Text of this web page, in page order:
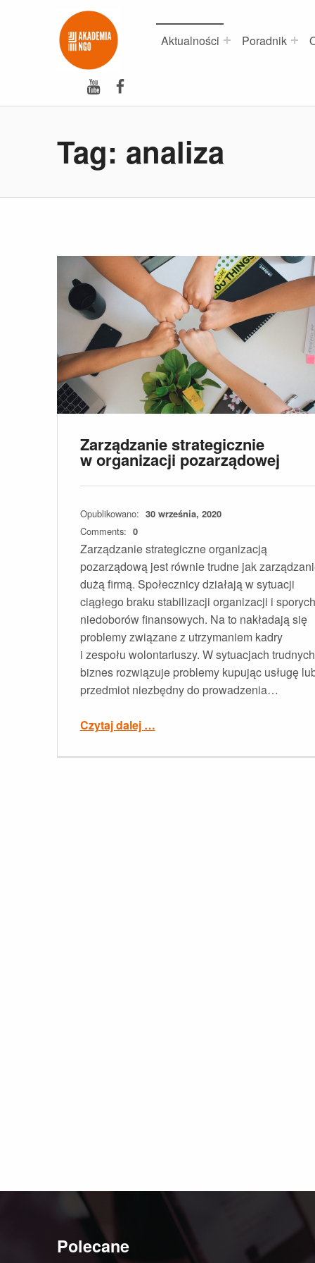
Aktualności Poradnik
YouTube
Tag: analiza
Zarządzanie strategicznie
w organizacji pozarządowej
Opublikowano: 30 września, 2020
Comments: 0
Zarządzanie strategiczne organizacją
pozarządową jest równie trudne jak
dużą firmą. Społecznicy działają w sytuacji
ciągłego braku stabilizacji organizacji i sporych
niedoborów finansowych. Na to nakładają się
problemy związane z utrzymaniem kadry
i zespołu wolontariuszy. W sytuacjach trudnych
biznes rozwiązuje problemy kupując usługę
przedmiot niezbędny do prowadzenia…
Czytaj dalej …
Polecane